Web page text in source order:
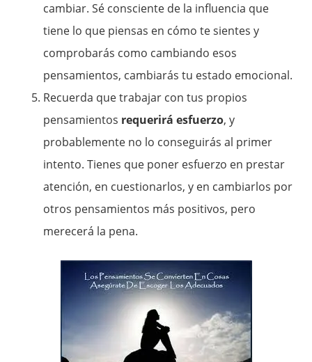
cambiar. Sé consciente de la influencia que
tiene lo que piensas en cómo te sientes y
comprobarás como cambiando esos
pensamientos, cambiarás tu estado emocional.
Recuerda que trabajar con tus propios
pensamientos requerirá esfuerzo, y
probablemente no lo conseguirás al primer
intento. Tienes que poner esfuerzo en prestar
atención, en cuestionarlos, y en cambiarlos por
otros pensamientos más positivos, pero
merecerá la pena.